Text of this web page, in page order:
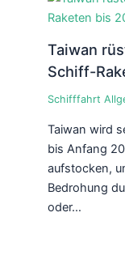
Taiwan
Schiff-
Schifffahrt
Taiwan wird
bis Anfang
aufstocken,
Bedrohung
oder…